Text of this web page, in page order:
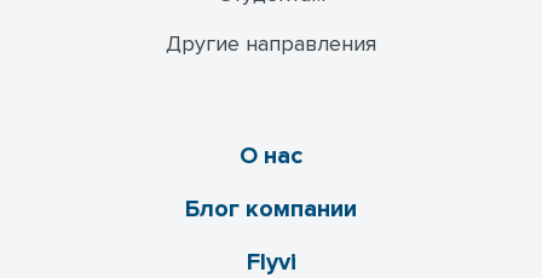
Другие направления
О нас
Блог компании
Flyvi